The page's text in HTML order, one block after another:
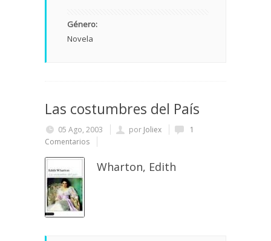
Género:
Novela
Las costumbres del País
05 Ago, 2003 por Joliex
1
Comentarios
Wharton, Edith